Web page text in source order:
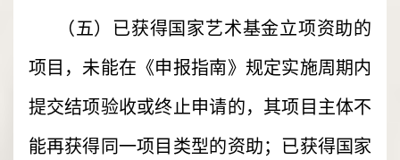
（五）已获得国家艺术基金立项资助的
项目，未能在《申报指南》规定实施周期内
提交结项验收或终止申请的，其项目主体不
能再获得同一项目类型的资助；已获得国家